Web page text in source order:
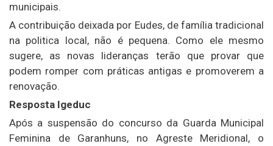
municipais.
A contribuição deixada por Eudes, de família tradicional
na politica local, não é pequena. Como ele mesmo
sugere, as novas lideranças terão que provar que
podem romper com práticas antigas e promoverem a
renovação.
Resposta Igeduc
Após a suspensão do concurso da Guarda Municipal
Feminina de Garanhuns, no Agreste Meridional, o